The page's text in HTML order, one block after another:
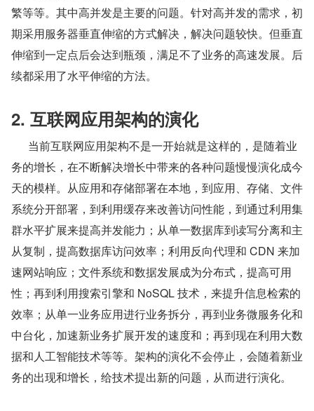
繁等等。其中高并发是主要的问题。针对高并发的需求，初
期采用服务器垂直伸缩的方式解决，解决问题较快。但垂直
伸缩到一定点后会达到瓶颈，满足不了业务的高速发展。后
续都采用了水平伸缩的方法。
2. 互联网应用架构的演化
务的增长，在不断解决增长中带来的各种问题慢慢演化成今
天的模样。从应用和存储部署在本地，到应用、存储、文件
系统分开部署，到利用缓存来改善访问性能，到通过利用集
群水平扩展来提高并发能力；从单一数据库到读写分离和主
从复制，提高数据库访问效率；利用反向代理和 CDN 来加
速网站响应；文件系统和数据发展成为分布式，提高可用
性；再到利用搜索引擎和 NoSQL 技术，来提升信息检索的
效率；从单一业务应用进行业务拆分，再到业务微服务化和
中台化，加速新业务扩展开发的速度和；再到现在利用大数
据和人工智能技术等等。架构的演化不会停止，会随着新业
务的出现和增长，给技术提出新的问题，从而进行演化。